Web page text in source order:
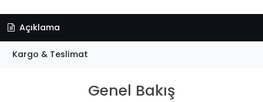
Açıklama
Kargo & Teslimat
Genel Bakış